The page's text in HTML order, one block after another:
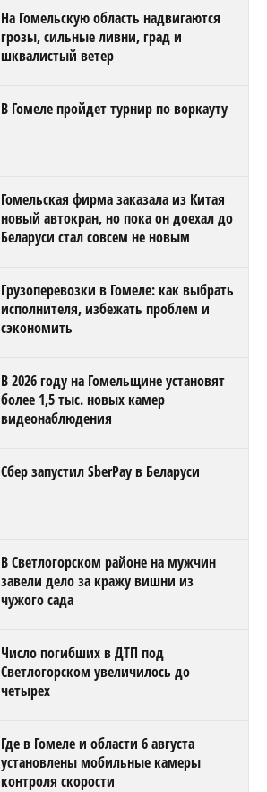
На Гомельскую область надвигаются
грозы, сильные ливни, град и
шквалистый ветер
В Гомеле пройдет турнир по воркауту
Гомельская фирма заказала из Китая
новый автокран, но пока он доехал до
Беларуси стал совсем не новым
Грузоперевозки в Гомеле: как выбрать
исполнителя, избежать проблем и
сэкономить
В 2026 году на Гомельщине установят
более 1,5 тыс. новых камер
видеонаблюдения
Сбер запустил SberPay в Беларуси
В Светлогорском районе на мужчин
завели дело за кражу вишни из
чужого сада
Число погибших в ДТП под
Светлогорском увеличилось до
четырех
Где в Гомеле и области 6 августа
установлены мобильные камеры
контроля скорости